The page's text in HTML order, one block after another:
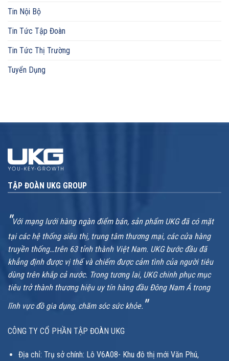
Tin Nội Bộ
Tin Tức Tập Đoàn
Tin Tức Thị Trường
Tuyển Dụng
TẬP ĐOÀN UKG GROUP
"Với mạng lưới hàng ngàn điểm bán, sản phẩm UKG đã có mặt
tại các hệ thống siêu thị, trung tâm thương mại, các cửa hàng
truyền thống…trên 63 tỉnh thành Việt Nam. UKG bước đầu đã
khẳng định được vị thế và chiếm được cảm tình của người tiêu
dùng trên khắp cả nước. Trong tương lai, UKG chinh phục mục
tiêu trở thành thương hiệu uy tín hàng đầu Đông Nam Á trong
lĩnh vực đồ gia dụng, chăm sóc sức khỏe. "
CÔNG TY CỔ PHẦN TẬP ĐOÀN UKG
Địa chỉ: Trụ sở chính: Lô V6A08- Khu đô thị mới Văn Phú,